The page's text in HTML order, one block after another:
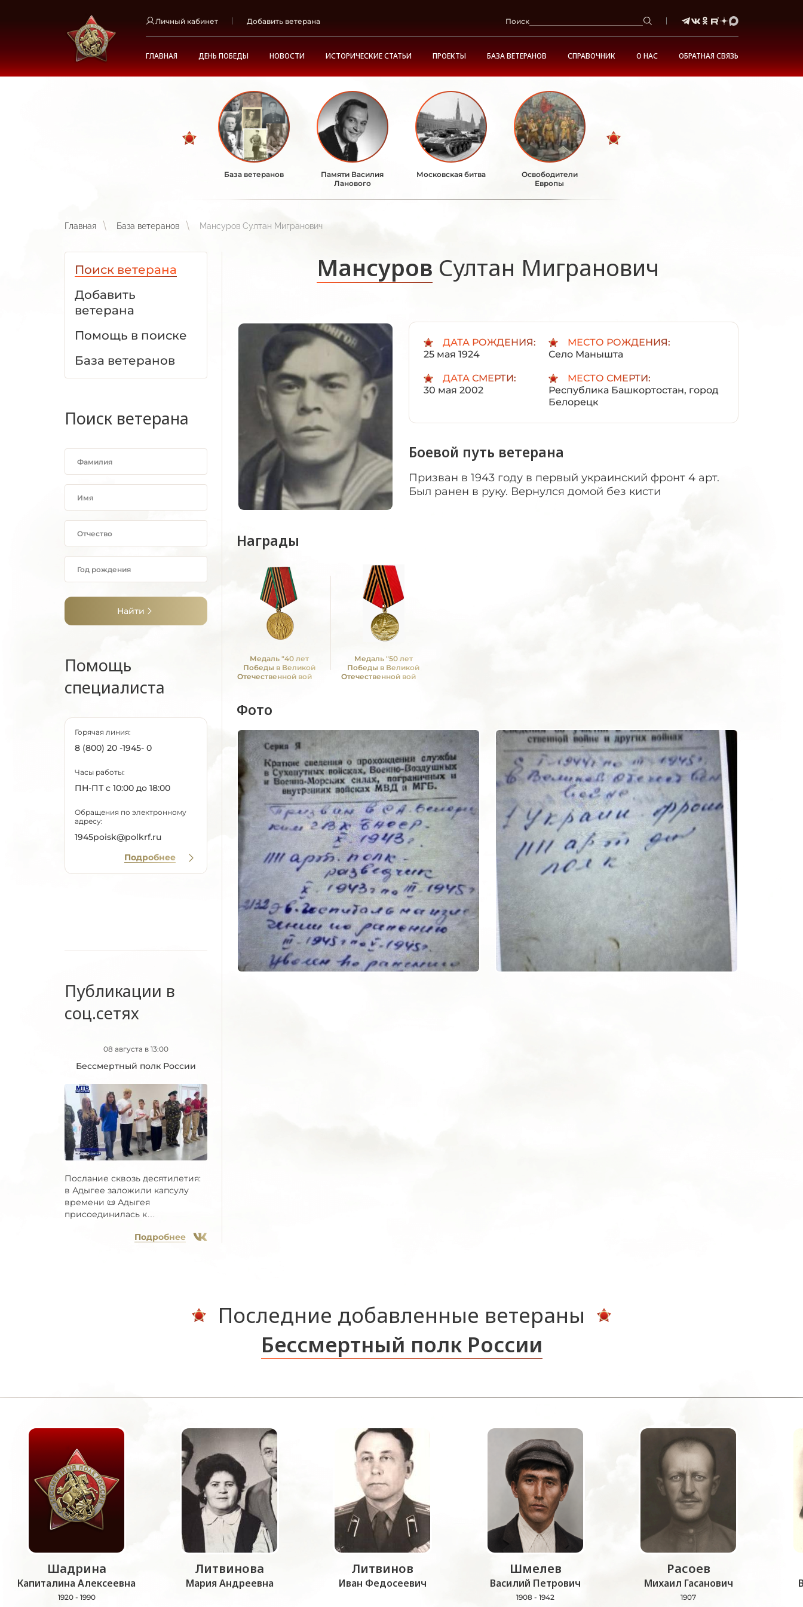
Личный кабинет Добавить ветерана Поиск
ГЛАВНАЯ ДЕНЬ ПОБЕДЫ НОВОСТИ ИСТОРИЧЕСКИЕ СТАТЬИ ПРОЕКТЫ БАЗА ВЕТЕРАНОВ СПРАВОЧНИК О НАС ОБРАТНАЯ СВЯЗЬ
База ветеранов
Памяти Василия
Ланового
Московская битва
Освободители
Европы
Главная База ветеранов Мансуров Султан Мигранович
Поиск ветерана
Добавить
ветерана
Помощь в поиске
База ветеранов
Поиск ветерана
Найти
Помощь
специалиста
Горячая линия:
8 (800) 20 -1945- 0
Часы работы:
ПН-ПТ с 10:00 до 18:00
Обращения по электронному
адресу:
1945poisk@polkrf.ru
Подробнее
Публикации в
соц.сетях
08 августа в 13:00
Бессмертный полк России
Послание сквозь десятилетия:
в Адыгее заложили капсулу
времени 📜 Адыгея
присоединилась к
Подробнее
Мансуров Султан Мигранович
ДАТА РОЖДЕНИЯ:
25 мая 1924
МЕСТО РОЖДЕНИЯ:
Село Манышта
ДАТА СМЕРТИ:
30 мая 2002
МЕСТО СМЕРТИ:
Республика Башкортостан, город
Белорецк
Боевой путь ветерана
Призван в 1943 году в первый украинский фронт 4 арт.
Был ранен в руку. Вернулся домой без кисти
Награды
Медаль "40 лет
Победы в Великой
Отечественной войне
Медаль "50 лет
Победы в Великой
Отечественной войне
Фото
Последние добавленные ветераны
Бессмертный полк России
Шадрина
Капиталина Алексеевна
1920 - 1990
Литвинова
Мария Андреевна
Литвинов
Иван Федосеевич
Шмелев
Василий Петрович
1908 - 1942
Расоев
Михаил Гасанович
1907